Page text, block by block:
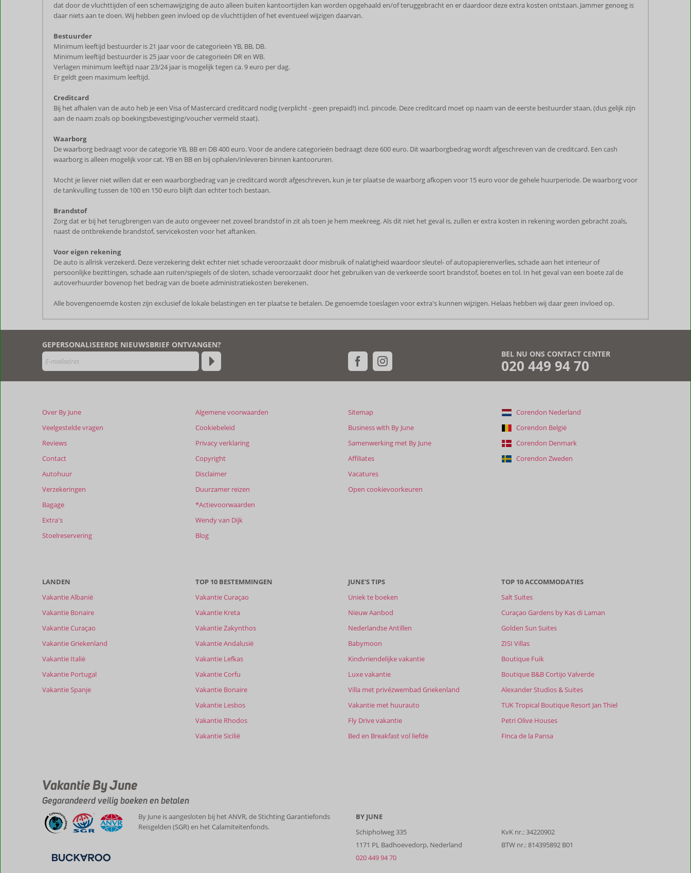
dat door de vluchttijden of een schemawijziging de auto alleen buiten kantoortijden kan worden opgehaald en/of teruggebracht en er daardoor deze extra kosten ontstaan. Jammer genoeg is
daar niets aan te doen. Wij hebben geen invloed op de vluchttijden of het eventueel wijzigen daarvan.
Bestuurder
Minimum leeftijd bestuurder is 21 jaar voor de categorieën YB, BB, DB.
Minimum leeftijd bestuurder is 25 jaar voor de categorieën DR en WB.
Verlagen minimum leeftijd naar 23/24 jaar is mogelijk tegen ca. 9 euro per dag.
Er geldt geen maximum leeftijd.
Creditcard
Bij het afhalen van de auto heb je een Visa of Mastercard creditcard nodig (verplicht - geen prepaid!) incl. pincode. Deze creditcard moet op naam van de eerste bestuurder staan, (dus gelijk zijn
aan de naam zoals op boekingsbevestiging/voucher vermeld staat).
Waarborg
De waarborg bedraagt voor de categorie YB, BB en DB 400 euro. Voor de andere categorieën bedraagt deze 600 euro. Dit waarborgbedrag wordt afgeschreven van de creditcard. Een cash
waarborg is alleen mogelijk voor cat. YB en BB en bij ophalen/inleveren binnen kantooruren.
Mocht je liever niet willen dat er een waarborgbedrag van je creditcard wordt afgeschreven, kun je ter plaatse de waarborg afkopen voor 15 euro voor de gehele huurperiode. De waarborg voor
de tankvulling tussen de 100 en 150 euro blijft dan echter toch bestaan.
Brandstof
Zorg dat er bij het terugbrengen van de auto ongeveer net zoveel brandstof in zit als toen je hem meekreeg. Als dit niet het geval is, zullen er extra kosten in rekening worden gebracht zoals,
naast de ontbrekende brandstof, servicekosten voor het aftanken.
Voor eigen rekening
De auto is allrisk verzekerd. Deze verzekering dekt echter niet schade veroorzaakt door misbruik of nalatigheid waardoor sleutel- of autopapierenverlies, schade aan het interieur of
persoonlijke bezittingen, schade aan ruiten/spiegels of de sloten, schade veroorzaakt door het gebruiken van de verkeerde soort brandstof, boetes en tol. In het geval van een boete zal de
autoverhuurder bovenop het bedrag van de boete administratiekosten berekenen.
Alle bovengenoemde kosten zijn exclusief de lokale belastingen en ter plaatse te betalen. De genoemde toeslagen voor extra's kunnen wijzigen. Helaas hebben wij daar geen invloed op.
door
onze
klanten
in
Casa
zijn
worden
relevantie
de
getoonde
te
garanderen.
info
over
BEL NU ONS CONTACT CENTER
020 449 94 70
GEPERSONALISEERDE NIEUWSBRIEF ONTVANGEN?
Over By June
Veelgestelde vragen
Reviews
Contact
Autohuur
Verzekeringen
Bagage
Extra's
Stoelreservering
Algemene voorwaarden
Cookiebeleid
Privacy verklaring
Copyright
Disclaimer
Duurzamer reizen
*Actievoorwaarden
Wendy van Dijk
Blog
Sitemap
Business with By June
Samenwerking met By June
Affiliates
Vacatures
Open cookievoorkeuren
Corendon Nederland
Corendon België
Corendon Denmark
Corendon Zweden
LANDEN
Vakantie Albanië
Vakantie Bonaire
Vakantie Curaçao
Vakantie Griekenland
Vakantie Italië
Vakantie Portugal
Vakantie Spanje
TOP 10 BESTEMMINGEN
Vakantie Curaçao
Vakantie Kreta
Vakantie Zakynthos
Vakantie Andalusië
Vakantie Lefkas
Vakantie Corfu
Vakantie Bonaire
Vakantie Lesbos
Vakantie Rhodos
Vakantie Sicilië
JUNE'S TIPS
Uniek te boeken
Nieuw Aanbod
Nederlandse Antillen
Babymoon
Kindvriendelijke vakantie
Luxe vakantie
Villa met privézwembad Griekenland
Vakantie met huurauto
Fly Drive vakantie
Bed en Breakfast vol liefde
TOP 10 ACCOMMODATIES
Salt Suites
Curaçao Gardens by Kas di Laman
Golden Sun Suites
ZISI Villas
Boutique Fuik
Boutique B&B Cortijo Valverde
Alexander Studios & Suites
TUK Tropical Boutique Resort Jan Thiel
Petri Olive Houses
Finca de la Pansa
Vakantie By June
Gegarandeerd veilig boeken en betalen
By June is aangesloten bij het ANVR, de Stichting Garantiefonds
Reisgelden (SGR) en het Calamiteitenfonds.
BY JUNE
Schipholweg 335
1171 PL Badhoevedorp, Nederland
020 449 94 70
KvK nr.: 34220902
BTW nr.: 814395892 B01